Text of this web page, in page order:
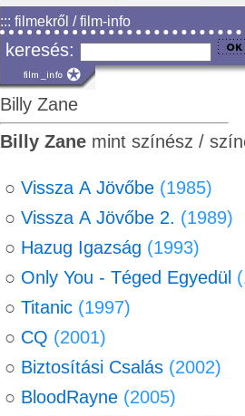
::: filmekről / film-info
keresés:
Billy Zane
Billy Zanemint színész /
○ Vissza A Jövőbe (1985)
○ Vissza A Jövőbe 2. (1989)
○ Hazug Igazság (1993)
○ Only You - Téged Egyedül
○ Titanic (1997)
○ CQ (2001)
○ Biztosítási Csalás (2002)
○ BloodRayne (2005)